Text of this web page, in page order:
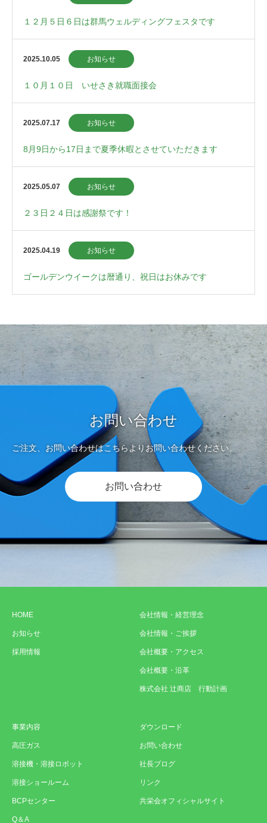
１２月５日６日は群馬ウェルディングフェスタです
2025.10.05 お知らせ
１０月１０日 いせさき就職面接会
2025.07.17 お知らせ
8月9日から17日まで夏季休暇とさせていただきます
2025.05.07 お知らせ
２３日２４日は感謝祭です！
2025.04.19 お知らせ
ゴールデンウイークは暦通り、祝日はお休みです
お問い合わせ
ご注文、お問い合わせはこちらよりお問い合わせください。
お問い合わせ
HOME
お知らせ
採用情報
会社情報・経営理念
会社情報・ご挨拶
会社概要・アクセス
会社概要・沿革
株式会社 辻商店 行動計画
事業内容
高圧ガス
溶接機・溶接ロボット
溶接ショールーム
BCPセンター
Q＆A
ダウンロード
お問い合わせ
社長ブログ
リンク
共栄会オフィシャルサイト